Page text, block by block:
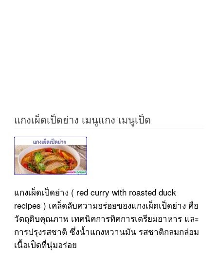
แกงเผ็ดเป็ดย่าง เมนูแกง เมนูเป็ด
แกงเผ็ดเป็ดย่าง ( red curry with roasted duck
recipes ) เคล็ดลับความอร่อยของแกงเผ็ดเป็ดย่าง คือ
วัตถุดิบคุณภาพ เทคนิคการทิคการเตรียมอาหาร และ
การปรุงรสชาติ ซึ่งน้ำแกงหวานมัน รสชาติกลมกล่อม
เนื้อเป็ดที่นุ่มอร่อย